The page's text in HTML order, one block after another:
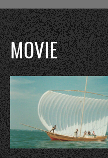
MOVIE